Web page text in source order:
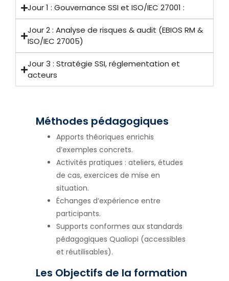
Jour 1 : Gouvernance SSI et ISO/IEC 27001 :
Jour 2 : Analyse de risques & audit (EBIOS RM &
ISO/IEC 27005)
Jour 3 : Stratégie SSI, réglementation et
acteurs
Méthodes pédagogiques
Apports théoriques enrichis
d’exemples concrets.
Activités pratiques : ateliers, études
de cas, exercices de mise en
situation.
Échanges d’expérience entre
participants.
Supports conformes aux standards
pédagogiques Qualiopi (accessibles
et réutilisables).
Les Objectifs de la formation